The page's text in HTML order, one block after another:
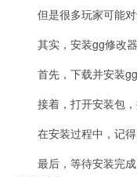
但是很多玩家可能对
其实，安装gg修改器
首先，下载并安装gg
接着，打开安装包，
在安装过程中，记得
最后，等待安装完成